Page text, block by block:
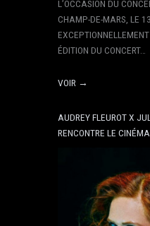
L’OCCASION DU
CHAMP-DE-MARS, LE
ÉDITION DU CONCERT…
VOIR →
AUDREY FLEUROT X
RENCONTRE LE CINÉMA